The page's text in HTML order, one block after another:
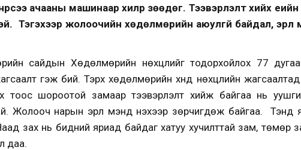
нүүрсээ ачааны машинаар хилрүү зөөдөг. Тээвэрлэлт хийх
Тэгэхээр жолоочийн хөдөлмөрийн аюулгүй байдал,
сайдын Хөдөлмөрийн нөхцлийг тодорхойлох 77
гэж бий. Тэрхүү хөдөлмөрийн хүнд нөхцлийн
тоос шороотой замаар тээвэрлэлт хийж байгаа нь
Жолооч нарын эрүүл мэнд үнэхээр зөрчигдөж байгаа. Тэнд
зах нь бидний яриад байдаг хатуу хучилттай зам, төмөр
даа.